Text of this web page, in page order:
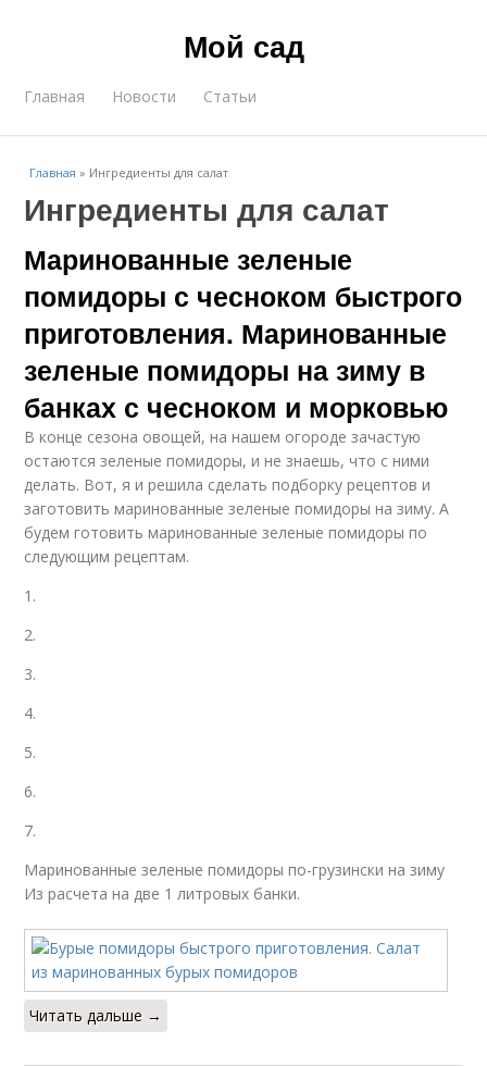
Мой сад
Главная Новости Статьи
Главная » Ингредиенты для салат
Ингредиенты для салат
Маринованные зеленые
помидоры с чесноком быстрого
приготовления. Маринованные
зеленые помидоры на зиму в
банках с чесноком и морковью
В конце сезона овощей, на нашем огороде зачастую
остаются зеленые помидоры, и не знаешь, что с ними
делать. Вот, я и решила сделать подборку рецептов и
заготовить маринованные зеленые помидоры на зиму. А
будем готовить маринованные зеленые помидоры по
следующим рецептам.
1.
2.
3.
4.
5.
6.
7.
Маринованные зеленые помидоры по-грузински на зиму
Из расчета на две 1 литровых банки.
Читать дальше →